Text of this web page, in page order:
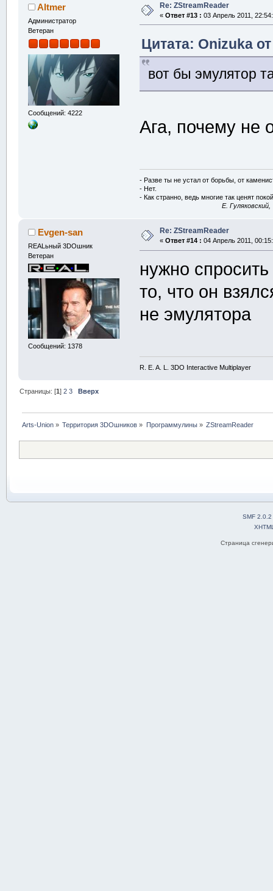
Altmer
Администратор
Ветеран
Сообщений: 4222
Re: ZStreamReader
« Ответ #13 : 03 Апрель 2011,
Цитата: Onizuka
вот бы эмулятор
Ага, почему не
- Разве ты не устал от борьбы, от
- Нет.
- Как странно, ведь многие так ценят
E.
Evgen-san
REALьный 3DOшник
Ветеран
Сообщений: 1378
Re: ZStreamReader
« Ответ #14 : 04 Апрель 2011,
нужно
то, что он
не эмулятора
R. E. A. L. 3DO Interactive Multiplayer
Страницы: [1]2 3 Вверх
Arts-Union » Территория 3DOшников » Программулины» ZStreamReader
SMF 2.0.2
Страница